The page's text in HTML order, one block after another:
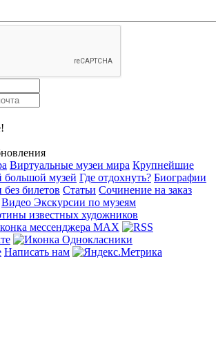
Виртуальные музеи мира Крупнейшие
музей Где отдохнуть? Биографии
билетов Статьи Сочинение на заказ
Видео Экскурсии по музеям
известных художников
Написать нам